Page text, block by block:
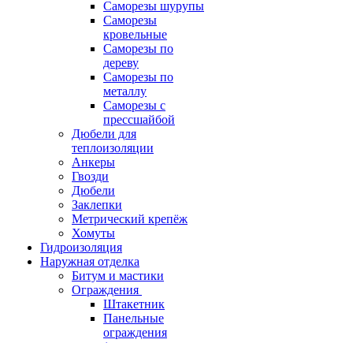
Саморезы шурупы
Саморезы
кровельные
Саморезы по
дереву
Саморезы по
металлу
Саморезы с
прессшайбой
Дюбели для
теплоизоляции
Анкеры
Гвозди
Дюбели
Заклепки
Метрический крепёж
Хомуты
Гидроизоляция
Наружная отделка
Битум и мастики
Ограждения
Штакетник
Панельные
ограждения